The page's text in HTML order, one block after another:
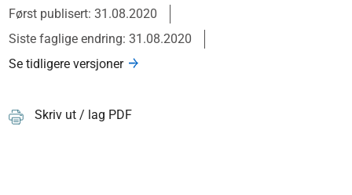
Først publisert: 31.08.2020
Siste faglige endring: 31.08.2020
Se tidligere versjoner
Skriv ut / lag PDF